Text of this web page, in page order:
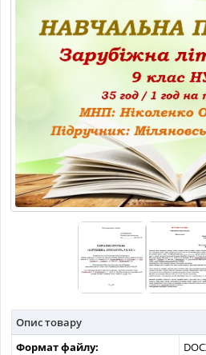
РІЗНІ МАТЕРІАЛИ
НОВИНИ
Опис товару
Формат файлу: